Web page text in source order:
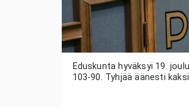
Eduskunta hyväksyi 19.
103-90. Tyhjää äänesti